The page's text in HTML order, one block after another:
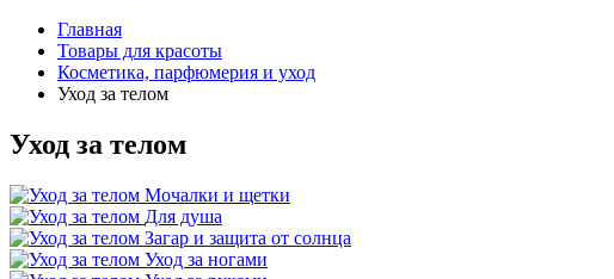
Главная
Товары для красоты
Косметика, парфюмерия и уход
Уход за телом
Уход за телом
Мочалки и щетки
Для душа
Загар и защита от солнца
Уход за ногами